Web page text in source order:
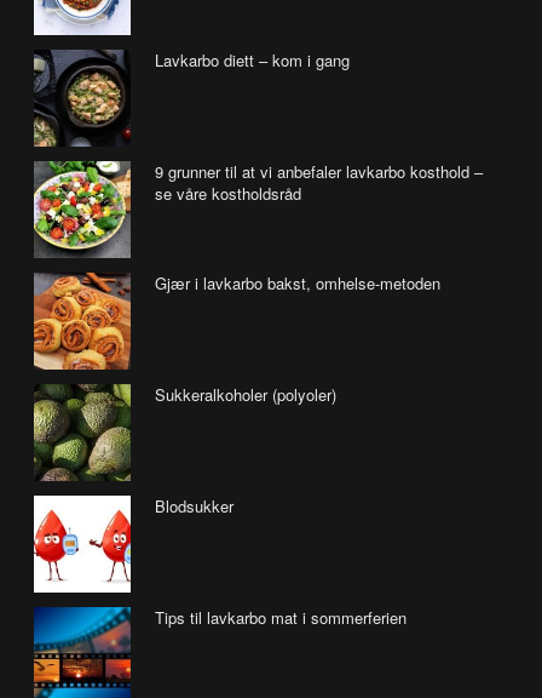
Lavkarbo diett – kom i gang
9 grunner til at vi anbefaler lavkarbo kosthold –
se våre kostholdsråd
Gjær i lavkarbo bakst, omhelse-metoden
Sukkeralkoholer (polyoler)
Blodsukker
Tips til lavkarbo mat i sommerferien